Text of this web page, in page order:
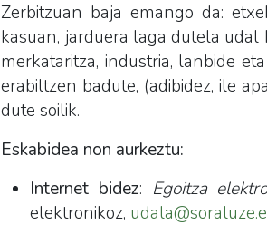
Zerbitzuan baja emango da:
kasuan, jarduera laga dutela udal
merkataritza, industria, lanbide
erabiltzen badute, (adibidez, ile
dute soilik.
Eskabidea non aurkeztu:
Internet bidez: Egoitza
elektronikoz,